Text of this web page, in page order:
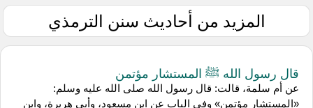
المزيد من أحاديث سنن الترمذي
قال رسول الله ﷺ المستشار مؤتمن
عن أم سلمة، قالت: قال رسول الله صلى الله عليه وسلم:
«المستشار مؤتمن» وفي الباب عن ابن مسعود، وأبي هريرة، وابن